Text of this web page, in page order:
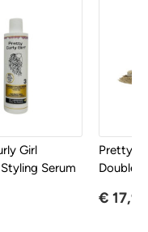
Girl
Serum
Pretty
Double
€ 17,95